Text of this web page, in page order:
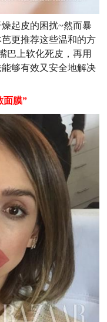
起皮的困扰~然而暴
更推荐这些温和的方
巴上软化死皮，再用
够有效又安全地解决
面膜”